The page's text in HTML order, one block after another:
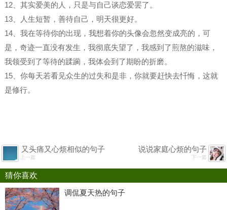
12、其实爱美的人，只是与自己谈恋爱罢了。
13、人生短暂，善待自己，明天很更好。
14、我在等待你的出现，我想着你的头像会忽然变成亮的，可
是，奇迹一直没有发生，我彻底失望了，我感到了煎熬的滋味，
我领受到了等待的蹂躏，我体会到了期盼的折磨。
15、你每天若看见众生的过失和是非，你就要赶快去忏悔，这就
是修行。
又头痛又心烦相似的句子
上一篇
说说家庭心烦的句子
下一篇
猜你喜欢
调侃夏天热的句子